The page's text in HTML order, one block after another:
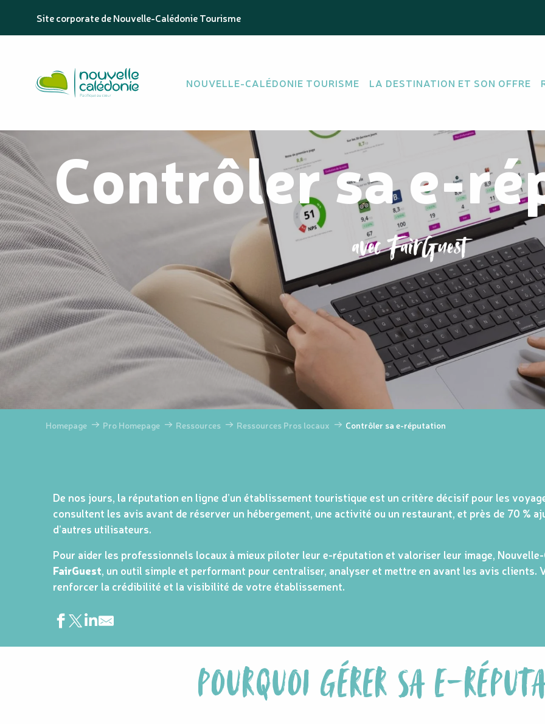
contenu
Site corporate de Nouvelle-Calédonie Tourisme
NOUVELLE-CALÉDONIE TOURISME LA DESTINATION ET SON OFFRE
Contrôler sa e-
avec FairGuest
Homepage Pro Homepage Ressources Ressources Pros locaux Contrôler sa e-réputation
De nos jours, la réputation en ligne d’un établissement touristique est un critère décisif pour les
consultent les avis avant de réserver un hébergement, une activité ou un restaurant, et près de 70 %
d’autres utilisateurs.
Pour aider les professionnels locaux à mieux piloter leur e-réputation et valoriser leur image,
FairGuest, un outil simple et performant pour centraliser, analyser et mettre en avant les avis
renforcer la crédibilité et la visibilité de votre établissement.
POURQUOI GÉRER SA E-